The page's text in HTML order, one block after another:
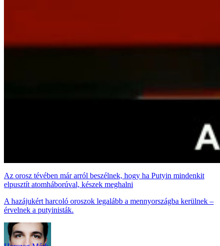
Az orosz tévében már arról beszélnek, hogy ha Putyin mindenkit
elpusztít atomháborúval, készek meghalni
A hazájukért harcoló oroszok legalább a mennyországba kerülnek –
érvelnek a putyinisták.